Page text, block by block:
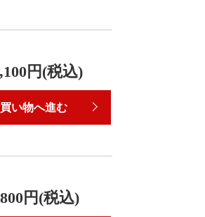
円(税込)
買い物へ進む
円(税込)